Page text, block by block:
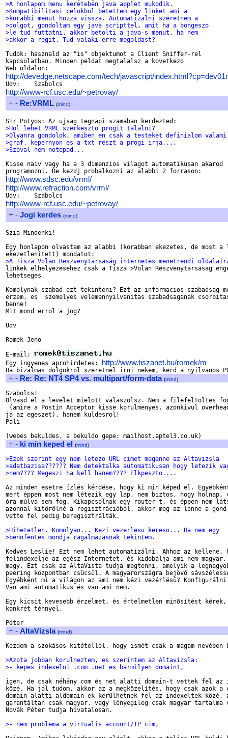
>A honlapom menu kereteben java applet mukodik.
>Kompatibilitasi celokbol betettem egy linket ami a
>korabbi menut hozza vissza. Automatizalni szeretnem a
>dolgot, gondoltam egy java scripttel, amit ha a bongeszo
>le tud futtatni, akkor betolti a java-s menut, ha nem
>akkor a regit. Tud valaki erre megoldast?
Tudok: hasznald az "is" objektumot a Client Sniffer-rel
kapcsolatban. Minden peldat megtalalsz a kovetkezo
http://devedge.netscape.com/tech/javascript/
http://www-rcf.usc.edu/~petrovay/
+ - Re:VRML (mind)
>Hol lehet VRML szerkeszto progit talalni?
>Olyanra gondolok, amiben en csak a testeket definialom valami
>graf. kepernyon es a txt reszt a progi irja....
>Szoval nem notepad...
Kisse naiv vagy ha a 3 dimenzios vilagot automatikusan akarod
http://www.sdsc.edu/vrml/
http://www.refraction.com/vrml/
http://www-rcf.usc.edu/~petrovay/
+ - Jogi kerdes (mind)
Szia Mindenki!
Egy honlapon olvastam az alabbi (korabban ekezetes, de most
>A Tisza Volan Reszvenytarsaság internetes menetrendi
linkek elhelyezesehez csak a Tisza >Volan Reszvenytarsasag
lehetseges.
Komolynak szabad ezt tekinteni? Ezt az informacios szabadsag
erzem, es  szemelyes velemennyilvanitas szabadsaganak
benne!
Mit mond errol a jog?
Udv
Romek Jeno
E-mail:
Egy ingyenes aprohirdetes: http://www.tiszanet.hu/romek/m
+ - Re: Re: NT4 SP4 vs. multipart/form-data (mind)
Szabolcs!
Olvasd el a levelet mielott valaszolsz. Nem a filefeltoltes
(amire a Postin Acceptor kisse korulmenyes. azonkivul
ja az egeszet), hanem kuldesrol!
Pali
+ - ki min keped el (mind)
>Ezek szerint egy nem letezo URL cimet megenne az Altavizsla
>adatbazisa?????? Nem detektalka automatikusan hogy letezik
>nem???? Megeszi ha kell hanem???? Elkpeszto....
Az minden esetre ízlés kérdése, hogy ki min képed el.
mert éppen most nem létezik egy lap, nem biztos, hogy holnap,
óra múlva sem fog. Kikapcsolnak egy router-t, és éppen nem
azonnal kitörölné a regisztrációból, akkor meg az lenne a gond,
vette fel pedig beregisztrálták.
>Hihetetlen. Komolyan... Kezi vezerlesu kereso... Ha nem egy
>bennfentes mondja ragalmazasnak tekintem.
Kedves Leslie! Ezt nem lehet automatizálni. Ahhoz az kellene,
felindexelje az egész Internetet, és kidobálja ami nem magyar.
megy. Ezt csak az AltaVista tudja megtenni, amelyik a
peering központban csücsül. A magyarországra bejövõ
Egyébként mi a világon az ami nem kézi vezérlésû?
Van ami automatikus és van ami nem.
Egy kicsit kevesebb érzelmet, és értelmetlen minõsítést kérek,
konkrét ténnyel.
+ - AltaVizsla (mind)
Kezdem a szokásos kitétellel, hogy ismét csak a magam nevében
>Azota jobban korulneztem, es szerintem az Altavizsla:
>- kepes indexelni .com .net es barmilyen domaint,
igen, de csak néhány com és net alatti domain-t vettek fel az
közé. Ha jól tudom, akkor az a megközelítés, hogy csak azok a
domain alatti aldomain-ek kerülhetnek fel az indexeltek közé,
garantáltan csak magyar, vagy lényegileg csak magyar tartalma
Novák Péter tudja hivatalosan.
>- nem problema a virtualis account/IP cim,